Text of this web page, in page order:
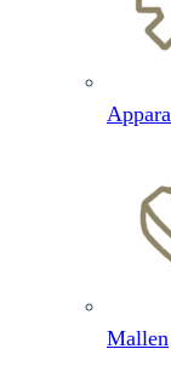
Mallen